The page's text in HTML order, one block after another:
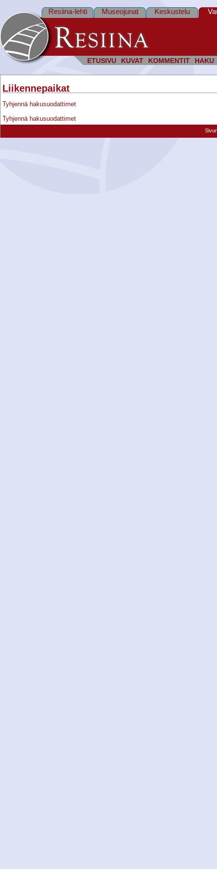
ETUSIVU KUVAT KOMMENTIT HAKU
Resiina-lehti Museojunat Keskustelu
Liikennepaikat
Tyhjennä hakusuodattimet
Tyhjennä hakusuodattimet